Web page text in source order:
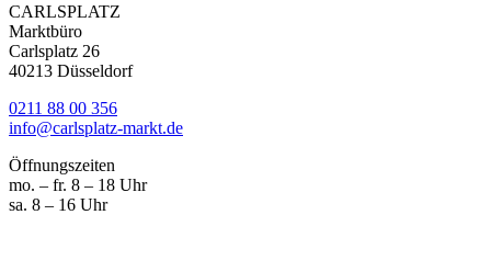
CARLSPLATZ
Marktbüro
Carlsplatz 26
40213 Düsseldorf
0211 88 00 356
info@carlsplatz-markt.de
Öffnungszeiten
mo. – fr. 8 – 18 Uhr
sa. 8 – 16 Uhr